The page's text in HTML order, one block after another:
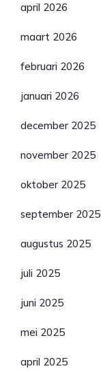
april 2026
maart 2026
februari 2026
januari 2026
december 2025
november 2025
oktober 2025
september 2025
augustus 2025
juli 2025
juni 2025
mei 2025
april 2025